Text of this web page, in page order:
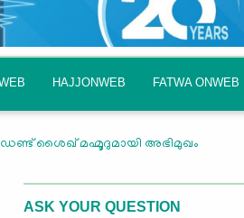
HAJJONWEB FATWA ONWEB
ശൈഖ് മഹ്മൂദുമായി അഭിമുഖം
ASK YOUR QUESTION